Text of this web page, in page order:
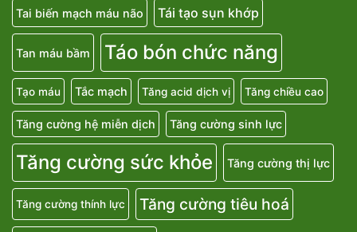
Tai biến mạch máu não Tái tạo sụn khớp
Tan máu bầm Táo bón chức năng
Tạo máu Tắc mạch Tăng acid dịch vị Tăng chiều cao
Tăng cường hệ miễn dịch Tăng cường sinh lực
Tăng cường sức khỏe Tăng cường thị lực
Tăng cường thính lực
Tăng cường tiêu hoá